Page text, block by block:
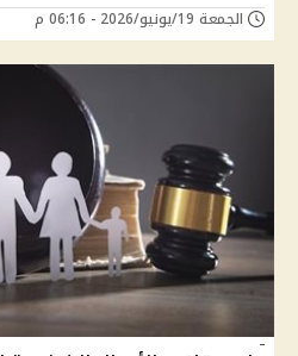
الجمعة 19/يونيو/2026 - 06:16 م